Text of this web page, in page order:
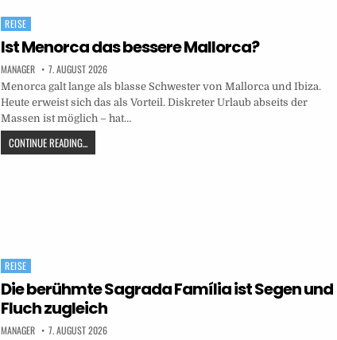
Posted
in
REISE
Ist Menorca das bessere Mallorca?
MANAGER 7. AUGUST 2026
Menorca galt lange als blasse Schwester von Mallorca und Ibiza.
Heute erweist sich das als Vorteil. Diskreter Urlaub abseits der
Massen ist möglich – hat…
CONTINUE READING...
Posted
in
REISE
Die berühmte Sagrada Família ist Segen und
Fluch zugleich
MANAGER 7. AUGUST 2026